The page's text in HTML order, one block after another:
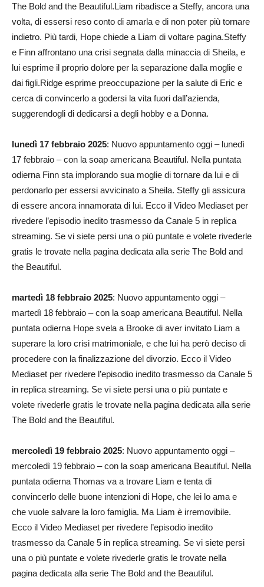
The Bold and the Beautiful.Liam ribadisce a Steffy, ancora una
volta, di essersi reso conto di amarla e di non poter più tornare
indietro. Più tardi, Hope chiede a Liam di voltare pagina.Steffy
e Finn affrontano una crisi segnata dalla minaccia di Sheila, e
lui esprime il proprio dolore per la separazione dalla moglie e
dai figli.Ridge esprime preoccupazione per la salute di Eric e
cerca di convincerlo a godersi la vita fuori dall’azienda,
suggerendogli di dedicarsi a degli hobby e a Donna.
lunedì 17 febbraio 2025: Nuovo appuntamento oggi – lunedì
17 febbraio – con la soap americana Beautiful. Nella puntata
odierna Finn sta implorando sua moglie di tornare da lui e di
perdonarlo per essersi avvicinato a Sheila. Steffy gli assicura
di essere ancora innamorata di lui. Ecco il Video Mediaset per
rivedere l’episodio inedito trasmesso da Canale 5 in replica
streaming. Se vi siete persi una o più puntate e volete rivederle
gratis le trovate nella pagina dedicata alla serie The Bold and
the Beautiful.
martedì 18 febbraio 2025: Nuovo appuntamento oggi –
martedì 18 febbraio – con la soap americana Beautiful. Nella
puntata odierna Hope svela a Brooke di aver invitato Liam a
superare la loro crisi matrimoniale, e che lui ha però deciso di
procedere con la finalizzazione del divorzio. Ecco il Video
Mediaset per rivedere l’episodio inedito trasmesso da Canale 5
in replica streaming. Se vi siete persi una o più puntate e
volete rivederle gratis le trovate nella pagina dedicata alla serie
The Bold and the Beautiful.
mercoledì 19 febbraio 2025: Nuovo appuntamento oggi –
mercoledì 19 febbraio – con la soap americana Beautiful. Nella
puntata odierna Thomas va a trovare Liam e tenta di
convincerlo delle buone intenzioni di Hope, che lei lo ama e
che vuole salvare la loro famiglia. Ma Liam è irremovibile.
Ecco il Video Mediaset per rivedere l’episodio inedito
trasmesso da Canale 5 in replica streaming. Se vi siete persi
una o più puntate e volete rivederle gratis le trovate nella
pagina dedicata alla serie The Bold and the Beautiful.